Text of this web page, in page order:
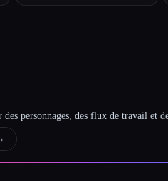
personnages, des flux de travail et